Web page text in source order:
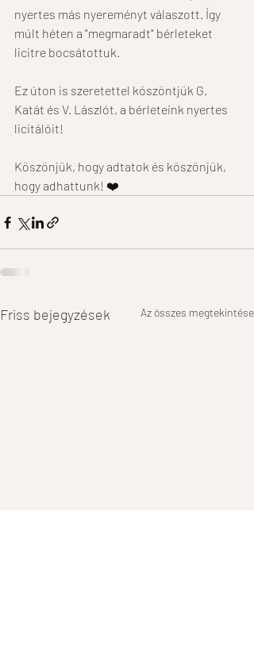
nyertes más nyereményt válaszott. Így
múlt héten a "megmaradt" bérleteket
licitre bocsátottuk.
Ez úton is szeretettel köszöntjük G.
Katát és V. Lászlót, a bérleteink nyertes
licitálóit!
Köszönjük, hogy adtatok és köszönjük,
hogy adhattunk! ❤️
Friss bejegyzések Az összes megtekintése